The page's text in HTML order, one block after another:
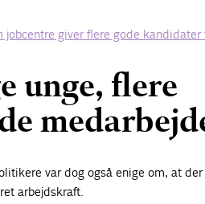
jobcentre giver flere gode
unge, flere
var dog også enige om, at
arbejdskraft.